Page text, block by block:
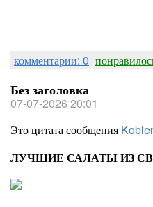
комментарии: 0
Без заголовка
07-07-2026 20:01
Это цитата сообщения
ЛУЧШИЕ САЛАТЫ ИЗ